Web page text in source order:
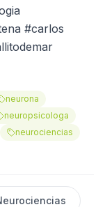
#carlos
neurona
neuropsicologa
neurociencias